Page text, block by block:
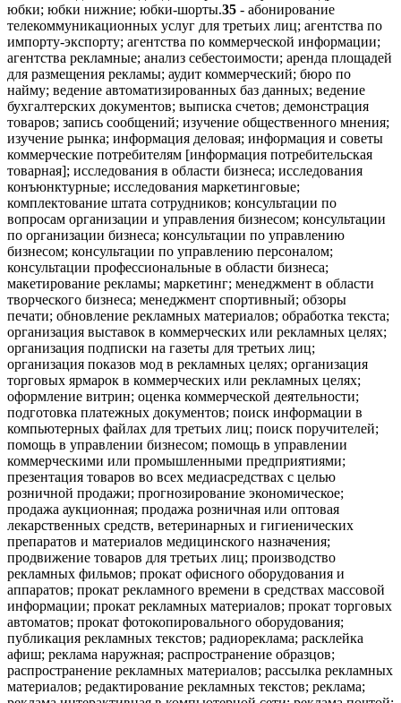
юбки; юбки нижние; юбки-шорты.35 - абонирование
телекоммуникационных услуг для третьих лиц; агентства по
импорту-экспорту; агентства по коммерческой информации;
агентства рекламные; анализ себестоимости; аренда площадей
для размещения рекламы; аудит коммерческий; бюро по
найму; ведение автоматизированных баз данных; ведение
бухгалтерских документов; выписка счетов; демонстрация
товаров; запись сообщений; изучение общественного мнения;
изучение рынка; информация деловая; информация и советы
коммерческие потребителям [информация потребительская
товарная]; исследования в области бизнеса; исследования
конъюнктурные; исследования маркетинговые;
комплектование штата сотрудников; консультации по
вопросам организации и управления бизнесом; консультации
по организации бизнеса; консультации по управлению
бизнесом; консультации по управлению персоналом;
консультации профессиональные в области бизнеса;
макетирование рекламы; маркетинг; менеджмент в области
творческого бизнеса; менеджмент спортивный; обзоры
печати; обновление рекламных материалов; обработка текста;
организация выставок в коммерческих или рекламных целях;
организация подписки на газеты для третьих лиц;
организация показов мод в рекламных целях; организация
торговых ярмарок в коммерческих или рекламных целях;
оформление витрин; оценка коммерческой деятельности;
подготовка платежных документов; поиск информации в
компьютерных файлах для третьих лиц; поиск поручителей;
помощь в управлении бизнесом; помощь в управлении
коммерческими или промышленными предприятиями;
презентация товаров во всех медиасредствах с целью
розничной продажи; прогнозирование экономическое;
продажа аукционная; продажа розничная или оптовая
лекарственных средств, ветеринарных и гигиенических
препаратов и материалов медицинского назначения;
продвижение товаров для третьих лиц; производство
рекламных фильмов; прокат офисного оборудования и
аппаратов; прокат рекламного времени в средствах массовой
информации; прокат рекламных материалов; прокат торговых
автоматов; прокат фотокопировального оборудования;
публикация рекламных текстов; радиореклама; расклейка
афиш; реклама наружная; распространение образцов;
распространение рекламных материалов; рассылка рекламных
материалов; редактирование рекламных текстов; реклама;